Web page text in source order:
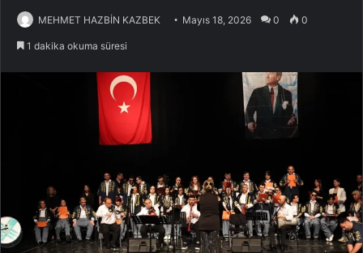
MEHMET HAZBİN KAZBEK Mayıs 18, 2026 0 0
1 dakika okuma süresi